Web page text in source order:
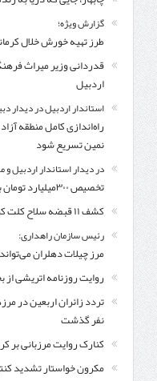
گزارش ویژه؛
طرز تهیه خورش خلال
قدردانی وزیر میراث
اردبیل
استاندار اردبیل در دیدار
راه‌اندازی کامل منطقه
نمین تسریع شود
در دیدار استاندار اردبیل
تخصیص ۳۰۰میلیارد تومان برای تکمیل بزرگراه اردبیل-سرچم
کشف ۱۱ قبضه سلاح کلت کمری توسط مرزبانان هنگ مرزی ارومیه
رئیس سازمان راهداری:
مرز چیلات دهلران
روایت روزنامه اتریشی از
نفر گذشت
کنارک روایت مرزبانی بر
مکرون خواستار تشدید